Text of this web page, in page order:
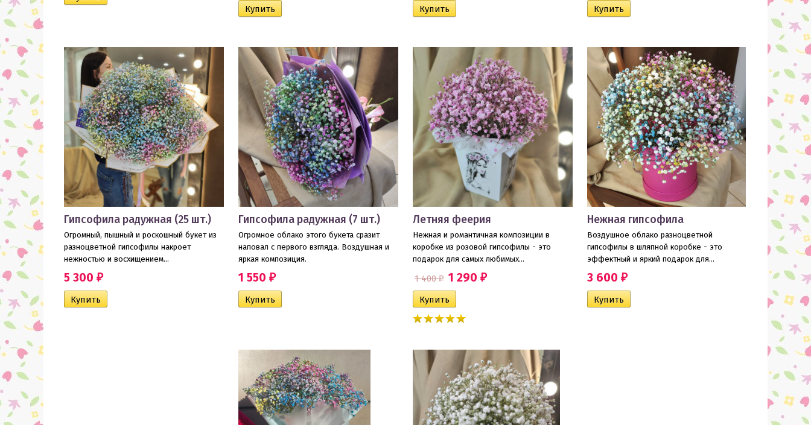
Гипсофила радужная (25 шт.)
Огромный, пышный и роскошный букет из
разноцветной гипсофилы накроет
нежностью и восхищением...
5 300 ₽
Гипсофила радужная (7 шт.)
Огромное облако этого букета сразит
наповал с первого взгляда. Воздушная и
яркая композиция.
1 550 ₽
Летняя феерия
​Нежная и романтичная композиции в
коробке из розовой гипсофилы - это
подарок для самых любимых...
1 400₽ 1 290 ₽
Нежная гипсофила
Воздушное облако разноцветной
гипсофилы в шляпной коробке - это
эффектный и яркий подарок для...
3 600 ₽